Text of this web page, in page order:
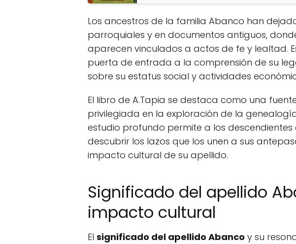
Los ancestros de la familia Abanco han
parroquiales y en documentos antiguos,
aparecen vinculados a actos de fe y lealtad.
puerta de entrada a la comprensión de su
sobre su estatus social y actividades
El libro de A.Tapia se destaca como una
privilegiada en la exploración de la
estudio profundo permite a los descendientes
descubrir los lazos que los unen a sus
impacto cultural de su apellido.
Significado del apellido
impacto cultural
El significado del apellido Abanco y su